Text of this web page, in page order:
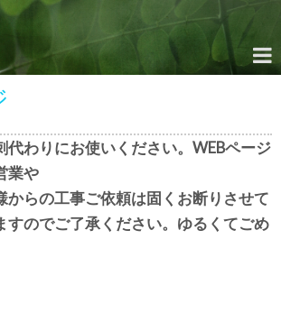
代わりにお使いください。WEBページ
業や
からの工事ご依頼は固くお断りさせて
すのでご了承ください。ゆるくてごめ